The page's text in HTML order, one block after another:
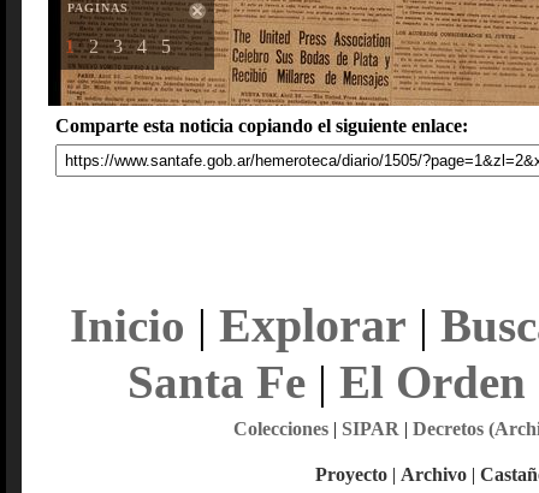
PAGINAS
1 2 3 4 5
Comparte esta noticia copiando el siguiente enlace:
Inicio | Explorar |
Santa Fe| El Orden
Colecciones| SIPAR | Decretos
Proyecto | Archivo |